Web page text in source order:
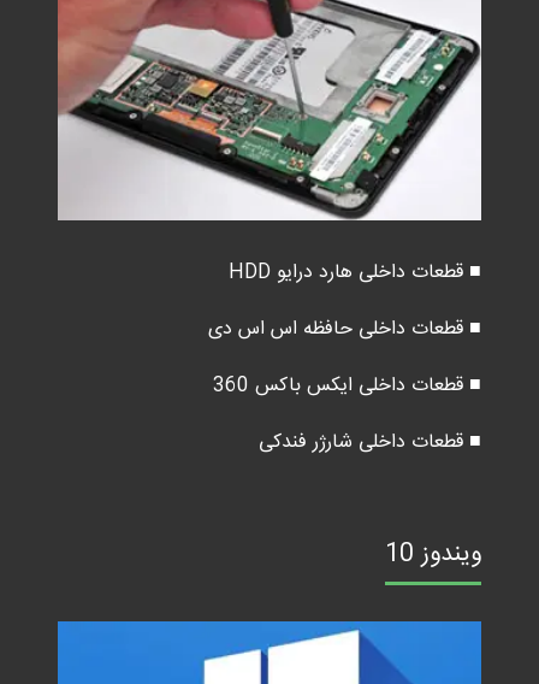
■ قطعات داخلی هارد درایو HDD
■ قطعات داخلی حافظه اس اس دی
■ قطعات داخلی ایکس باکس 360
■ قطعات داخلی شارژر فندکی
ویندوز 10